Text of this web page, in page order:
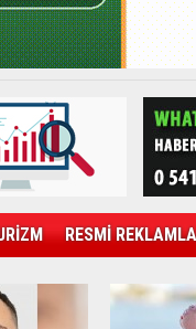
RESMİ